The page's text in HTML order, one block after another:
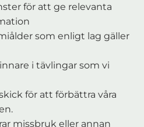
för att ge relevanta
som enligt lag gäller
i tävlingar som vi
för att förbättra våra
missbruk eller annan